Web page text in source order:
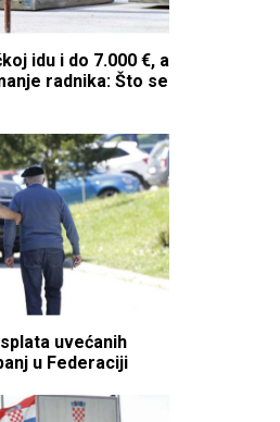
idu i do 7.000 €, a
radnika: Što se
uvećanih
u Federaciji